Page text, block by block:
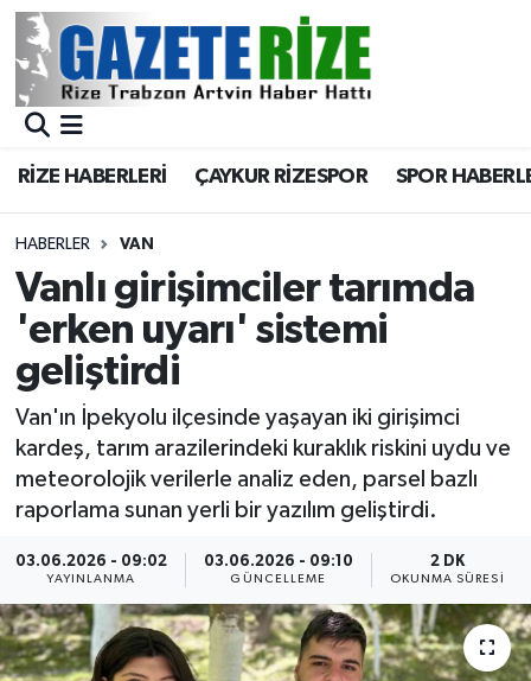
RİZE HABERLERİ ÇAYKUR RİZESPOR SPOR
HABERLER VAN
Vanlı girişimciler tarımda
'erken uyarı' sistemi
geliştirdi
Van'ın İpekyolu ilçesinde yaşayan iki girişimci
kardeş, tarım arazilerindeki kuraklık riskini uydu ve
meteorolojik verilerle analiz eden, parsel bazlı
raporlama sunan yerli bir yazılım geliştirdi.
03.06.2026 - 09:02
YAYINLANMA
03.06.2026 - 09:10
GÜNCELLEME
2 DK
OKUNMA SÜRESI
BÖLGEMİZ
Asayiş
Rize Jandarma Komutanlığı
Bilim Teknoloji
Bölge
Advertising news
Canlı Maç
ÇEVRE
Dış Haberler
Merkez Nöbetçi Eczaneler
Merkez Trafik Yoğunluk Haritası
Süper Lig Puan Durumu ve Fikstür
Tüm Manşetler
Son Dakika Haberleri
Haber Arşivi